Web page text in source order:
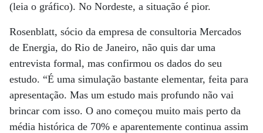
(leia o gráfico). No Nordeste, a situação é pior.
Rosenblatt, sócio da empresa de consultoria Mercados
de Energia, do Rio de Janeiro, não quis dar uma
entrevista formal, mas confirmou os dados do seu
estudo. “É uma simulação bastante elementar, feita para
apresentação. Mas um estudo mais profundo não vai
brincar com isso. O ano começou muito mais perto da
média histórica de 70% e aparentemente continua assim